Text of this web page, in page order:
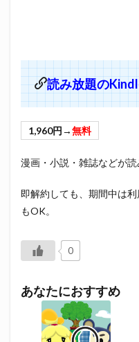
読み放題の
1,960円→無料
漫画・小説・雑誌などが
即解約しても、期間中は
もOK。
0
あなたにおすすめ